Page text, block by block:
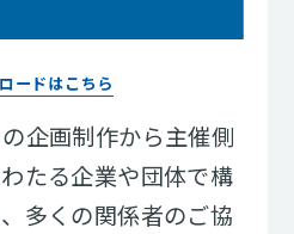
企画制作から主催側
たる企業や団体で構
多くの関係者のご協
ードはこちら